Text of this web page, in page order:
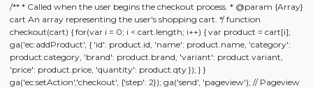
/** * Called when the user begins the checkout process. * @param {Array}
cart An array representing the user's shopping cart. */ function
checkout(cart) { for(var i = 0; i < cart.length; i++) { var product = cart[i];
ga('ec:addProduct', { 'id': product.id, 'name': product.name, 'category':
product.category, 'brand': product.brand, 'variant': product.variant,
'price': product.price, 'quantity': product.qty }); } }
ga('ec:setAction','checkout', {'step': 2}); ga('send', 'pageview'); // Pageview